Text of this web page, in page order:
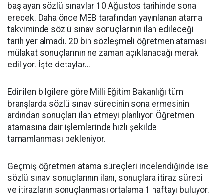
başlayan sözlü sınavlar 10 Ağustos tarihinde sona
erecek. Daha önce MEB tarafından yayınlanan atama
takviminde sözlü sınav sonuçlarının ilan edileceği
tarih yer almadı. 20 bin sözleşmeli öğretmen ataması
mülakat sonuçlarının ne zaman açıklanacağı merak
ediliyor. İşte detaylar...
Edinilen bilgilere göre Milli Eğitim Bakanlığı tüm
branşlarda sözlü sınav sürecinin sona ermesinin
ardından sonuçları ilan etmeyi planlıyor. Öğretmen
atamasına dair işlemlerinde hızlı şekilde
tamamlanması bekleniyor.
Geçmiş öğretmen atama süreçleri incelendiğinde ise
sözlü sınav sonuçlarının ilanı, sonuçlara itiraz süreci
ve itirazların sonuçlanması ortalama 1 haftayı buluyor.